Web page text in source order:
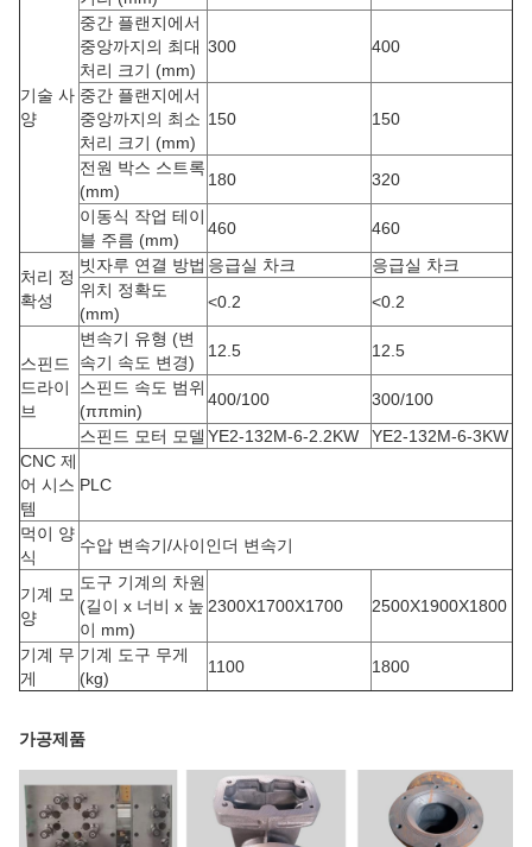
기술 사
양
중간 플랜지에서
중앙까지의 최대
처리 크기 (mm)
300 400
중간 플랜지에서
중앙까지의 최소
처리 크기 (mm)
150 150
전원 박스 스트록
(mm)
180
320
이동식 작업 테이
블 주름 (mm)
460 460
처리 정
확성
빗자루 연결 방법 응급실 차크
응급실 차크
위치 정확도
(mm)
<0.2 <0.2
스핀드
드라이
브
변속기 유형 (변
속기 속도 변경)
12.5
12.5
스핀드 속도 범위
(ππmin)
400/100
300/100
스핀드 모터 모델 YE2-132M-6-2.2KW
YE2-132M-6-3KW
CNC 제
어 시스
템
PLC
먹이 양
식
수압 변속기/사이인더 변속기
기계 모
양
도구 기계의 차원
(길이 x 너비 x 높
이 mm)
2300X1700X1700 2500X1900X1800
기계 무
게
기계 도구 무게
(kg)
1100 1800
가공제품